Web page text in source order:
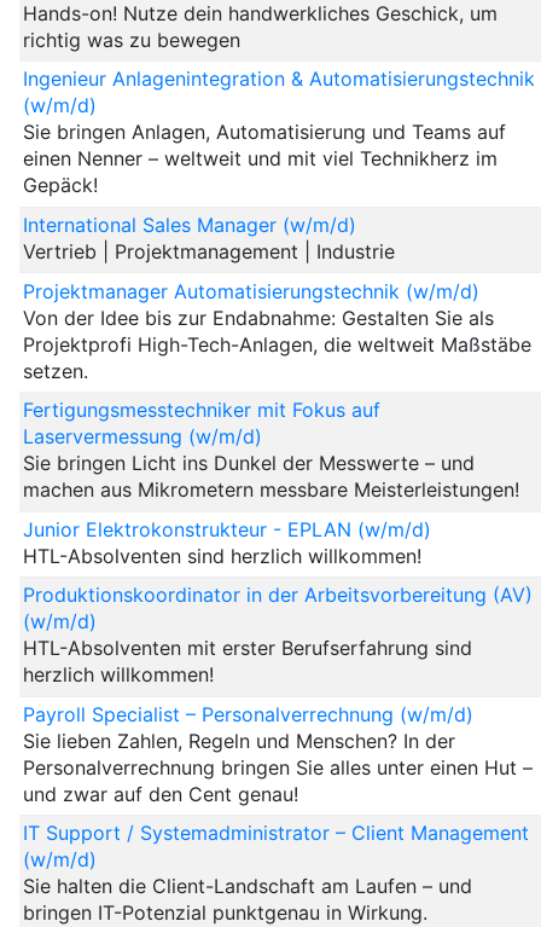
Hands-on! Nutze dein handwerkliches Geschick, um
richtig was zu bewegen
Ingenieur Anlagenintegration & Automatisierungstechnik
(w/m/d)
Sie bringen Anlagen, Automatisierung und Teams auf
einen Nenner – weltweit und mit viel Technikherz im
Gepäck!
International Sales Manager (w/m/d)
Vertrieb | Projektmanagement | Industrie
Projektmanager Automatisierungstechnik (w/m/d)
Von der Idee bis zur Endabnahme: Gestalten Sie als
Projektprofi High-Tech-Anlagen, die weltweit Maßstäbe
setzen.
Fertigungsmesstechniker mit Fokus auf
Laservermessung (w/m/d)
Sie bringen Licht ins Dunkel der Messwerte – und
machen aus Mikrometern messbare Meisterleistungen!
Junior Elektrokonstrukteur - EPLAN (w/m/d)
HTL-Absolventen sind herzlich willkommen!
Produktionskoordinator in der Arbeitsvorbereitung (AV)
(w/m/d)
HTL-Absolventen mit erster Berufserfahrung sind
herzlich willkommen!
Payroll Specialist – Personalverrechnung (w/m/d)
Sie lieben Zahlen, Regeln und Menschen? In der
Personalverrechnung bringen Sie alles unter einen Hut –
und zwar auf den Cent genau!
IT Support / Systemadministrator – Client Management
(w/m/d)
Sie halten die Client-Landschaft am Laufen – und
bringen IT-Potenzial punktgenau in Wirkung.